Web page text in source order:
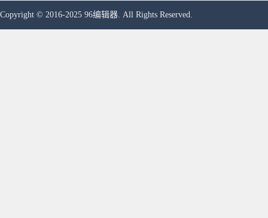
Copyright © 2016-2025 96编辑器. All Rights Reserved.